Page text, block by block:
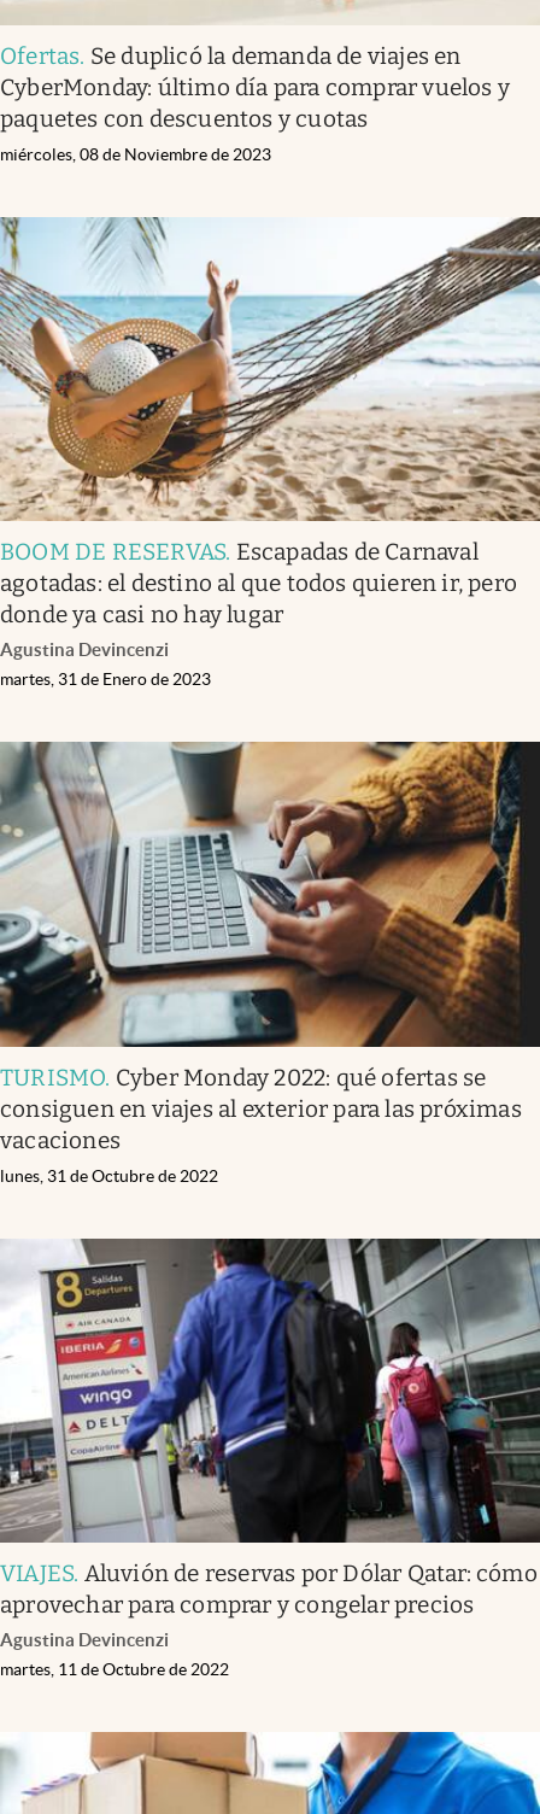
Ofertas. Se duplicó la demanda de viajes en
CyberMonday: último día para comprar vuelos y
paquetes con descuentos y cuotas
miércoles, 08 de Noviembre de 2023
BOOM DE RESERVAS. Escapadas de Carnaval
agotadas: el destino al que todos quieren ir, pero
donde ya casi no hay lugar
Agustina Devincenzi
martes, 31 de Enero de 2023
TURISMO. Cyber Monday 2022: qué ofertas se
consiguen en viajes al exterior para las próximas
vacaciones
lunes, 31 de Octubre de 2022
VIAJES. Aluvión de reservas por Dólar Qatar: cómo
aprovechar para comprar y congelar precios
Agustina Devincenzi
martes, 11 de Octubre de 2022